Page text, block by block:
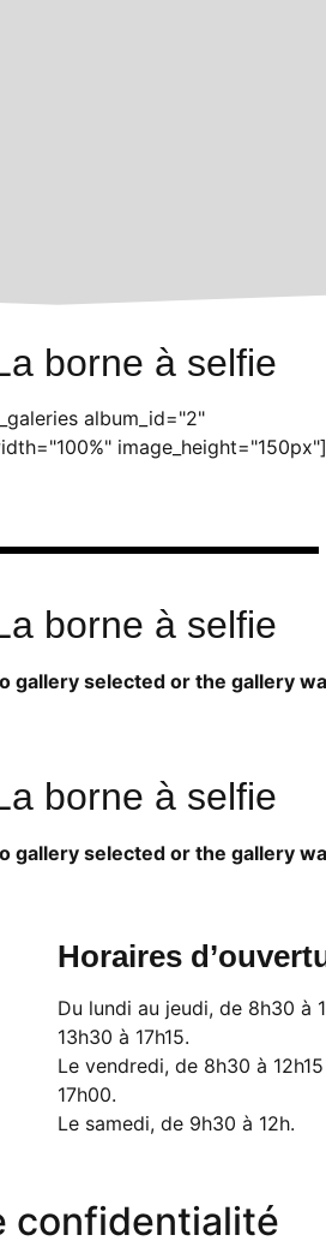
borne à selfie
album_id="2"
borne à selfie
gallery selected or the gallery
borne à selfie
gallery selected or the gallery
Horaires
Du lundi au jeudi, de 8h30 à
13h30 à 17h15.
Le vendredi, de 8h30 à
17h00.
Le samedi, de 9h30 à 12h.
confidentialité